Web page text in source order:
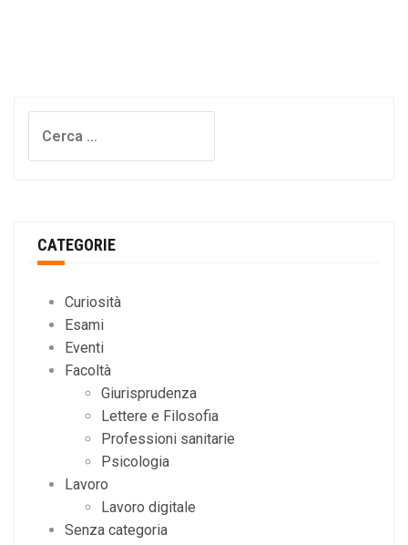
per:
CATEGORIE
Curiosità
Esami
Eventi
Facoltà
Giurisprudenza
Lettere e Filosofia
Professioni sanitarie
Psicologia
Lavoro
Lavoro digitale
Senza categoria